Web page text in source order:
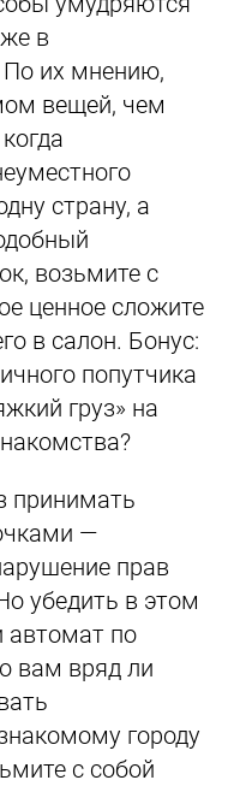
в
По их мнению,
вещей, чем
страну, а
возьмите с
ценное сложите
в салон. Бонус:
попутчика
груз» на
принимать
—
прав
убедить в этом
по
вам вряд ли
городу
с собой